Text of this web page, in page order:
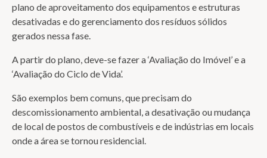
plano de aproveitamento dos equipamentos e estruturas
desativadas e do gerenciamento dos resíduos sólidos
gerados nessa fase.
A partir do plano, deve-se fazer a ‘Avaliação do Imóvel’ e a
‘Avaliação do Ciclo de Vida’.
São exemplos bem comuns, que precisam do
descomissionamento ambiental, a desativação ou mudança
de local de postos de combustíveis e de indústrias em locais
onde a área se tornou residencial.